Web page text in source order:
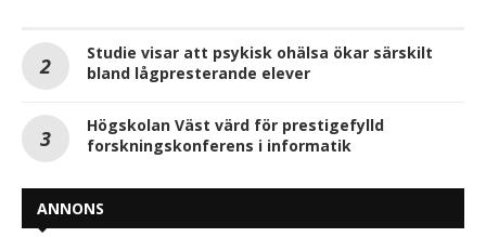
Studie visar att psykisk ohälsa ökar särskilt
bland lågpresterande elever
Högskolan Väst värd för prestigefylld
forskningskonferens i informatik
ANNONS